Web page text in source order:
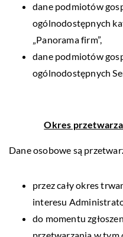
dane podmiotów
ogólnodostępnych
„Panorama firm”,
dane podmiotów
ogólnodostępnych
Okres
Dane osobowe są
przez cały okres
interesu
do momentu